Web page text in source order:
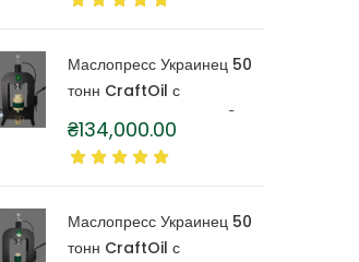
литра
Маслопресс Украинец 50
тонн CraftOil с
капролоновой бочкой 3
литра
₴134,000.00
Маслопресс Украинец 50
тонн CraftOil с